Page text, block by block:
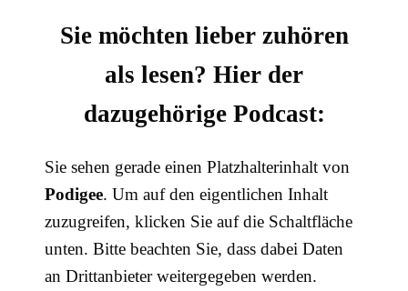
Sie möchten lieber zuhören
als lesen? Hier der
dazugehörige Podcast:
Sie sehen gerade einen Platzhalterinhalt von
Podigee. Um auf den eigentlichen Inhalt
zuzugreifen, klicken Sie auf die Schaltfläche
unten. Bitte beachten Sie, dass dabei Daten
an Drittanbieter weitergegeben werden.